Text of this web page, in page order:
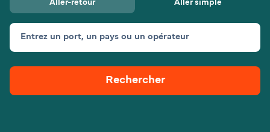
Traversées et ports
Canada (FR)
Mon Compte
Aller-retour Aller simple
Entrez un port, un pays ou un opérateur
Rechercher